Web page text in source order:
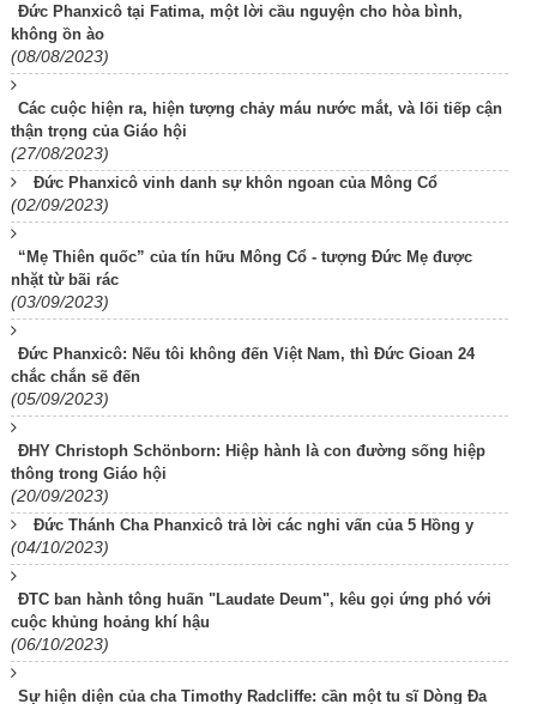
Đức Phanxicô tại Fatima, một lời cầu nguyện cho hòa bình,
không ồn ào
(08/08/2023)
Các cuộc hiện ra, hiện tượng chảy máu nước mắt, và lối tiếp cận
thận trọng của Giáo hội
(27/08/2023)
Đức Phanxicô vinh danh sự khôn ngoan của Mông Cổ
(02/09/2023)
“Mẹ Thiên quốc” của tín hữu Mông Cổ - tượng Đức Mẹ được
nhặt từ bãi rác
(03/09/2023)
Đức Phanxicô: Nếu tôi không đến Việt Nam, thì Đức Gioan 24
chắc chắn sẽ đến
(05/09/2023)
ĐHY Christoph Schönborn: Hiệp hành là con đường sống hiệp
thông trong Giáo hội
(20/09/2023)
Đức Thánh Cha Phanxicô trả lời các nghi vấn của 5 Hồng y
(04/10/2023)
ĐTC ban hành tông huấn "Laudate Deum", kêu gọi ứng phó với
cuộc khủng hoảng khí hậu
(06/10/2023)
Sự hiện diện của cha Timothy Radcliffe: cần một tu sĩ Dòng Đa